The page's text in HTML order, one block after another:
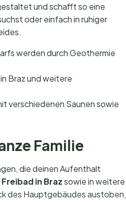
und schafft so eine
oder einfach in ruhiger
werden durch Geothermie
Braz und weitere
verschiedenen Saunen sowie
Familie
die deinen Aufenthalt
Freibad in Brazsowie in weitere
des Hauptgebäudes austoben,